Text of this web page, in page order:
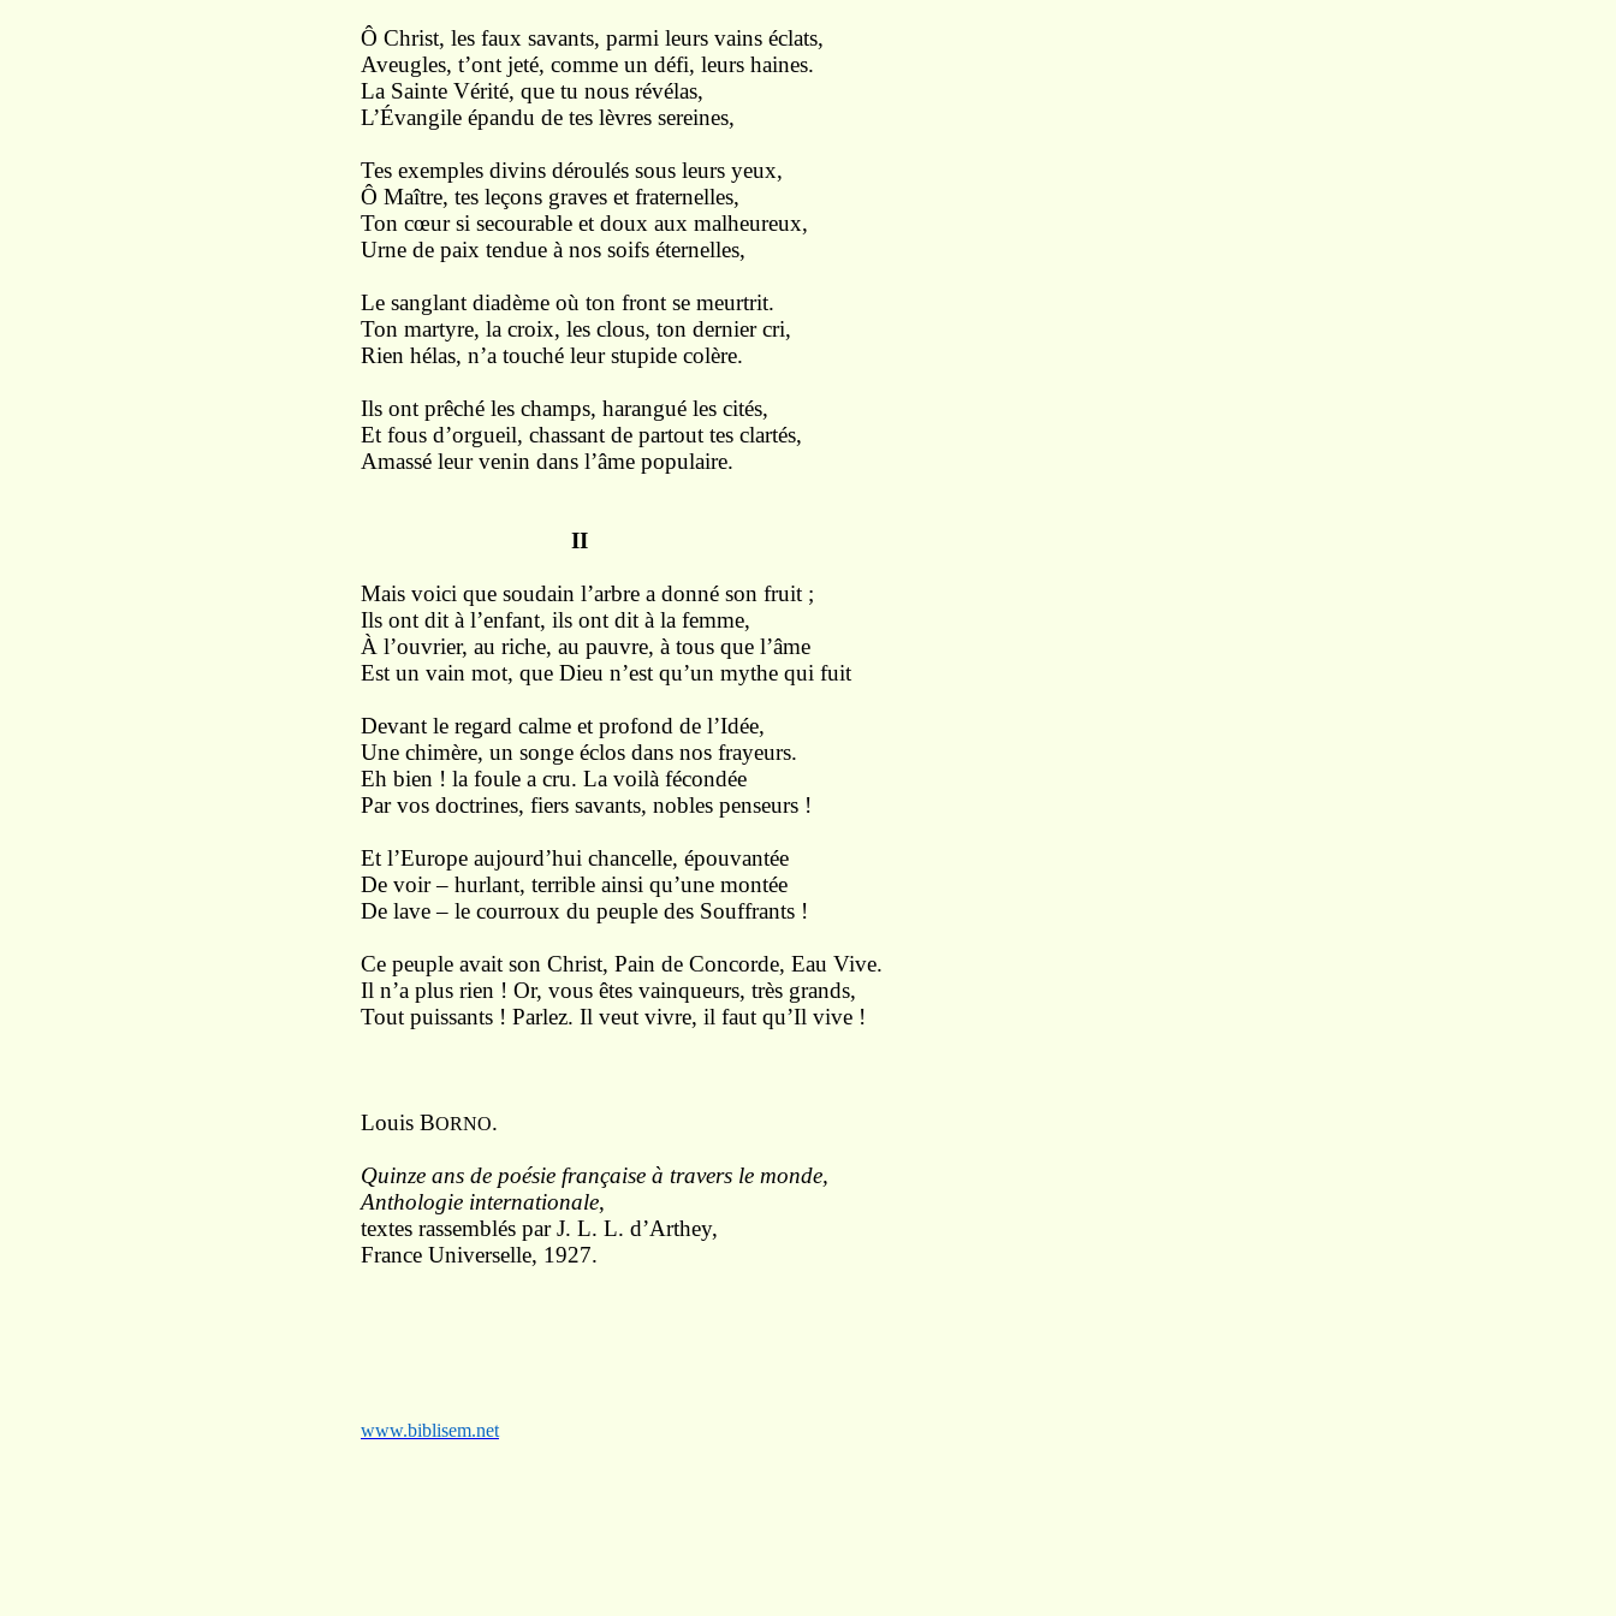
Ô Christ, les faux savants, parmi leurs vains éclats,
Aveugles, t’ont jeté, comme un défi, leurs haines.
La Sainte Vérité, que tu nous révélas,
L’Évangile épandu de tes lèvres sereines,
Tes exemples divins déroulés sous leurs yeux,
Ô Maître, tes leçons graves et fraternelles,
Ton cœur si secourable et doux aux malheureux,
Urne de paix tendue à nos soifs éternelles,
Le sanglant diadème où ton front se meurtrit.
Ton martyre, la croix, les clous, ton dernier cri,
Rien hélas, n’a touché leur stupide colère.
Ils ont prêché les champs, harangué les cités,
Et fous d’orgueil, chassant de partout tes clartés,
Amassé leur venin dans l’âme populaire.
II
Mais voici que soudain l’arbre a donné son fruit ;
Ils ont dit à l’enfant, ils ont dit à la femme,
À l’ouvrier, au riche, au pauvre, à tous que l’âme
Est un vain mot, que Dieu n’est qu’un mythe qui fuit
Devant le regard calme et profond de l’Idée,
Une chimère, un songe éclos dans nos frayeurs.
Eh bien ! la foule a cru. La voilà fécondée
Par vos doctrines, fiers savants, nobles penseurs !
Et l’Europe aujourd’hui chancelle, épouvantée
De voir – hurlant, terrible ainsi qu’une montée
De lave – le courroux du peuple des Souffrants !
Ce peuple avait son Christ, Pain de Concorde, Eau Vive.
Il n’a plus rien ! Or, vous êtes vainqueurs, très grands,
Tout puissants ! Parlez. Il veut vivre, il faut qu’Il vive !
Louis BORNO.
Quinze ans de poésie française à travers le monde,
Anthologie internationale,
textes rassemblés par J. L. L. d’Arthey,
France Universelle, 1927.
www.biblisem.net